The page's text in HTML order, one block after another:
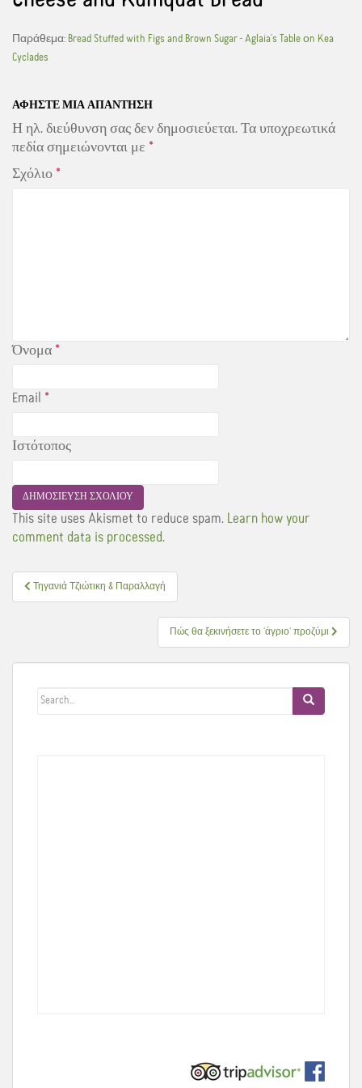
Παράθεμα: Bread Stuffed with Figs and Brown Sugar - Aglaia's Table οn Kea
Cyclades
ΑΦΉΣΤΕ ΜΙΑ ΑΠΆΝΤΗΣΗ
Η ηλ. διεύθυνση σας δεν δημοσιεύεται. Τα υποχρεωτικά
πεδία σημειώνονται με *
Σχόλιο *
Όνομα *
Email *
Ιστότοπος
This site uses Akismet to reduce spam. Learn how your
comment data is processed.
Πλοήγηση
άρθρων
Τηγανιά Τζιώτικη & Παραλλαγή
Πώς θα ξεκινήσετε το ‘άγριο’ προζύμι